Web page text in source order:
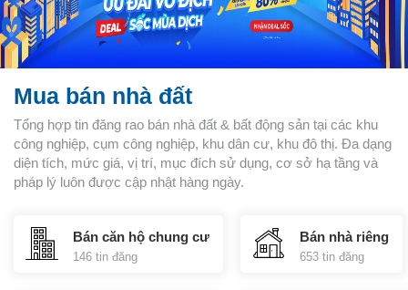
Mua bán nhà đất
Tổng hợp tin đăng rao bán nhà đất & bất động sản tại các khu
công nghiệp, cụm công nghiệp, khu dân cư, khu đô thị. Đa dạng
diện tích, mức giá, vị trí, mục đích sử dụng, cơ sở hạ tầng và
pháp lý luôn được cập nhật hàng ngày.
Bán căn hộ chung cư
146 tin đăng
Bán nhà riêng
653 tin đăng